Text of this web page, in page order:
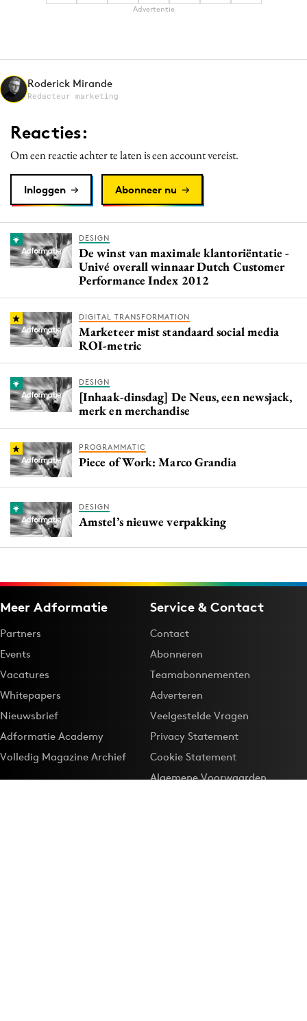
Interne communicatie
Martech
Merkstrategie
PR
Programmatic
Purpose Marketing
Advertentie
Roderick Mirande
Redacteur marketing
Reacties:
Om een reactie achter te laten is een account vereist.
Inloggen Abonneer nu
DESIGN
De winst van maximale klantoriëntatie -
Univé overall winnaar Dutch Customer
Performance Index 2012
DIGITAL TRANSFORMATION
Marketeer mist standaard social media
ROI-metric
DESIGN
[Inhaak-dinsdag] De Neus, een newsjack,
merk en merchandise
PROGRAMMATIC
Piece of Work: Marco Grandia
DESIGN
Amstel’s nieuwe verpakking
Meer Adformatie
Partners
Events
Vacatures
Whitepapers
Nieuwsbrief
Adformatie Academy
Volledig Magazine Archief
Service & Contact
Contact
Abonneren
Teamabonnementen
Adverteren
Veelgestelde Vragen
Privacy Statement
Cookie Statement
Algemene Voorwaarden